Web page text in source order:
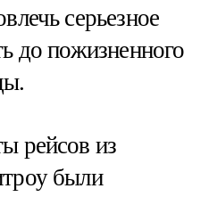
серьезное
до пожизненного
рейсов из
были